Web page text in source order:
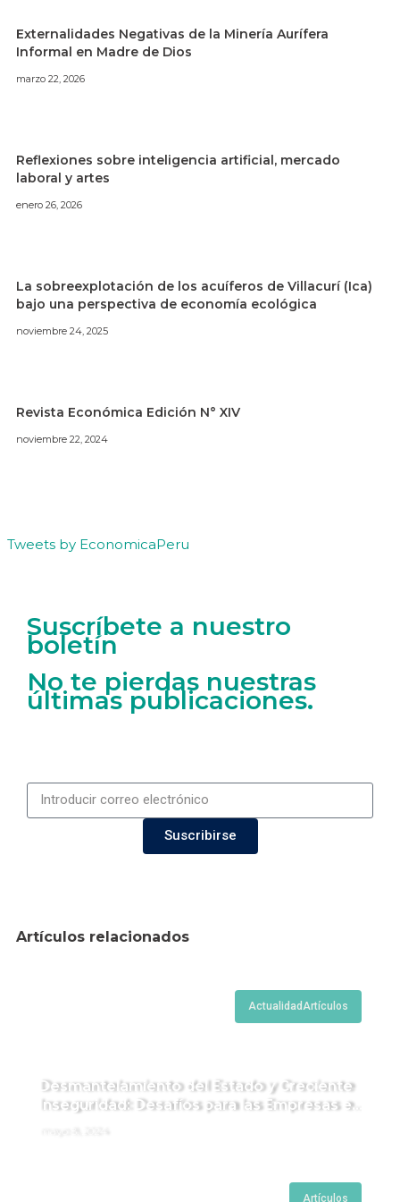
Externalidades Negativas de la Minería Aurífera
Informal en Madre de Dios
marzo 22, 2026
Reflexiones sobre inteligencia artificial, mercado
laboral y artes
enero 26, 2026
La sobreexplotación de los acuíferos de Villacurí (Ica)
bajo una perspectiva de economía ecológica
noviembre 24, 2025
Revista Económica Edición N° XIV
noviembre 22, 2024
Tweets by EconomicaPeru
Suscríbete a nuestro
boletín
No te pierdas nuestras
últimas publicaciones.
Suscribirse
Artículos relacionados
ActualidadArtículos
Desmantelamiento del Estado y Creciente
Inseguridad: Desafíos para las Empresas en
Artículos